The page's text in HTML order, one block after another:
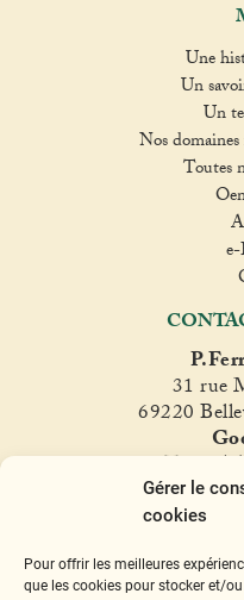
Gérer le
cookies
Pour offrir les meilleures
que les cookies pour stocker et/
Une
Un
Un
Nos
Toutes
31 rue
69220
T.
fer
Instagram
Facebook
Twitter